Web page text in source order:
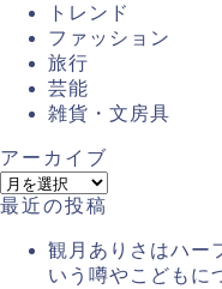
トレンド
ファッション
旅行
芸能
雑貨・文房具
アーカイブ
最近の投稿
観月ありさはハー
いう噂やこどもに